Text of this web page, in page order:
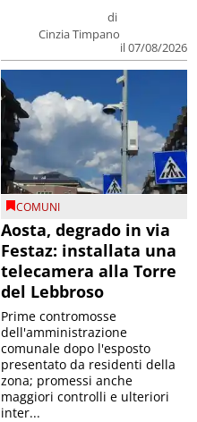
di
Cinzia Timpano
il 07/08/2026
COMUNI
Aosta, degrado in via
Festaz: installata una
telecamera alla Torre
del Lebbroso
Prime contromosse
dell'amministrazione
comunale dopo l'esposto
presentato da residenti della
zona; promessi anche
maggiori controlli e ulteriori
inter...